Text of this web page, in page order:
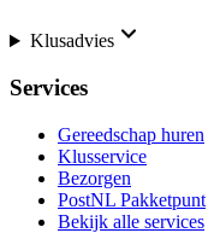
Klusadvies
Services
Gereedschap huren
Klusservice
Bezorgen
PostNL Pakketpunt
Bekijk alle services